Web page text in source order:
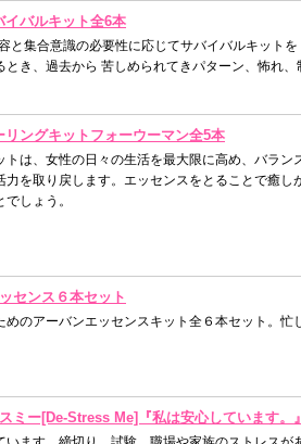
イバルキット全6本
と集合意識の必要性に応じてサバイバルキット
とき、過去から 苦しめられてきパターン、怖れ、
リングキットフォーウーマン全5本
トは、女性の日々の生活を最大限に高め、バラ
力を取り戻します。エッセンスをとることで癒
でしょう。
センス６本セット
めのアーバンエッセンスキット全６本セット。忙
ミー[De-Stress Me]『私は安心しています。』